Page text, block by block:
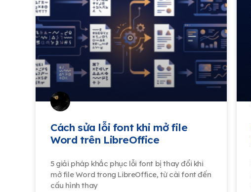
Cách sửa lỗi font khi mở file
Word trên LibreOffice
5 giải pháp khắc phục lỗi font bị thay đổi khi
mở file Word trong LibreOffice, từ cài font đến
cấu hình thay